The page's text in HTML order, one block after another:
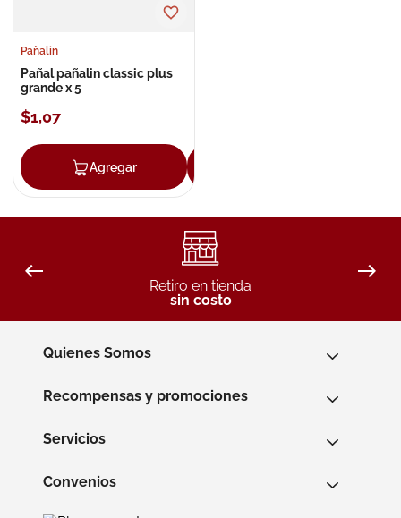
Pañalin
Pañal pañalin classic plus
grande x 5
$1,07
Agregar
Retiro en tienda
sin costo
Quienes Somos
Recompensas y promociones
Servicios
Convenios